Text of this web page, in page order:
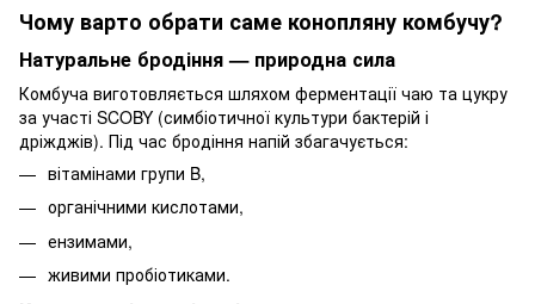
Чому варто обрати саме конопляну комбучу?
Натуральне бродіння — природна сила
Комбуча виготовляється шляхом ферментації чаю та цукру
за участі SCOBY (симбіотичної культури бактерій і
дріжджів). Під час бродіння напій збагачується:
вітамінами групи B,
органічними кислотами,
ензимами,
живими пробіотиками.